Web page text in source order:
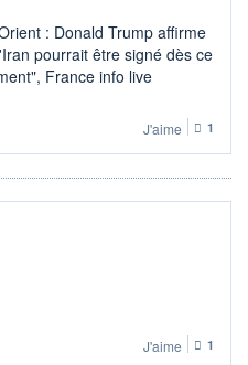
: Donald Trump affirme
pourrait être signé dès ce
France info live
J'aime 1
J'aime 1